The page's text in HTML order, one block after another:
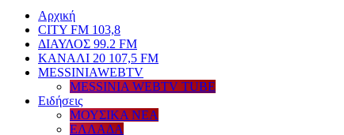
Αρχική
CITY FM 103,8
ΔΙΑΥΛΟΣ 99.2 FM
ΚΑΝΑΛΙ 20 107,5 FM
MESSINIAWEBTV
MESSINIA WEBTV TUBE
Eιδήσεις
ΜΟΥΣΙΚΑ ΝΕΑ
ΕΛΛΑΔΑ